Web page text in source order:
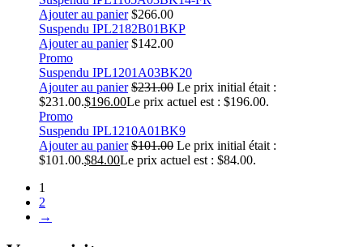
Ajouter au panier $266.00
Suspendu IPL2182B01BKP
Ajouter au panier $142.00
Promo
Suspendu IPL1201A03BK20
Ajouter au panier $231.00 Le prix initial était :
$231.00.$196.00Le prix actuel est : $196.00.
Promo
Suspendu IPL1210A01BK9
Ajouter au panier $101.00 Le prix initial était :
$101.00.$84.00Le prix actuel est : $84.00.
1
2
→